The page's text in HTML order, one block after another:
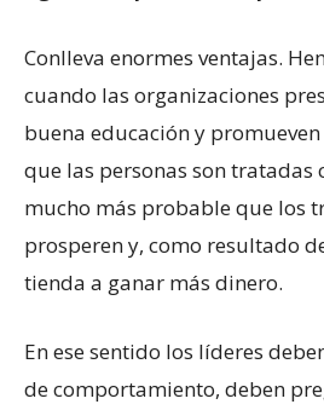
Conlleva enormes ventajas.
cuando las organizaciones
buena educación y
que las personas son tratadas
mucho más probable que los
prosperen y, como resultado
tienda a ganar más dinero.
En ese sentido los líderes
de comportamiento, deben